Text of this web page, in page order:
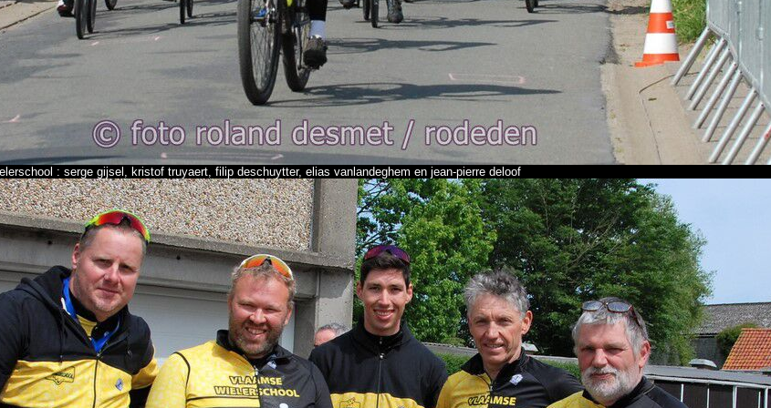
: serge gijsel, kristof truyaert, filip deschuytter, elias vanlandeghem en jean-pierre deloof